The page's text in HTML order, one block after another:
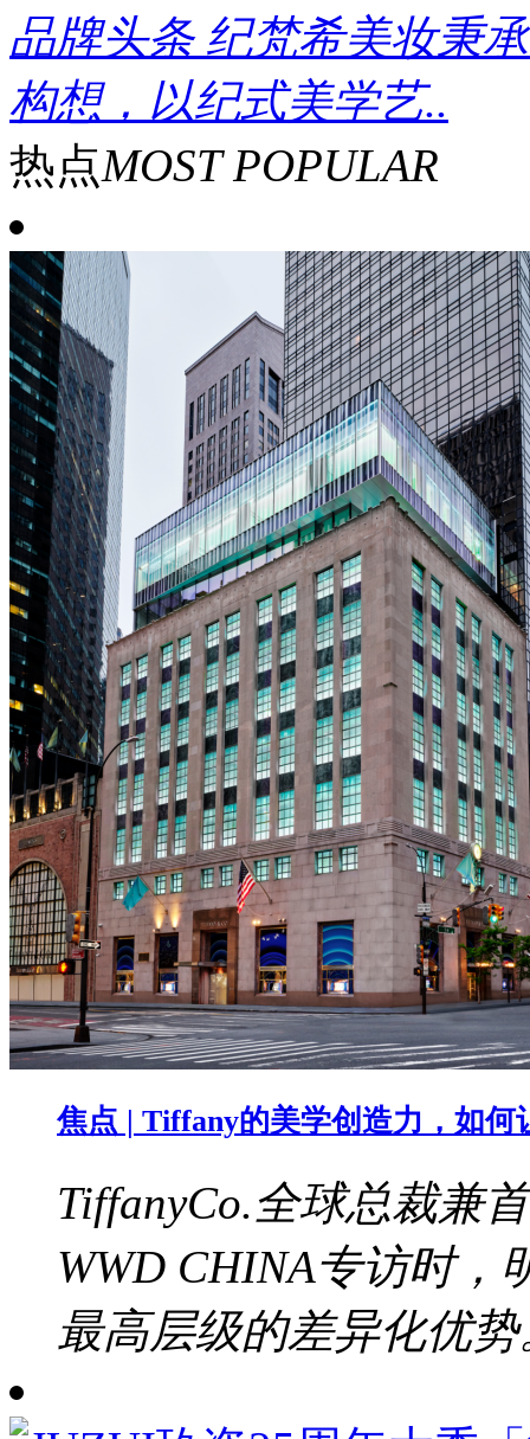
品牌头条 纪梵希美妆秉
构想，以纪式美学艺..
热点MOST POPULAR
焦点 | Tiffany的美学创造力，如何
TiffanyCo.全球总裁兼
WWD CHINA专访时
最高层级的差异化优势